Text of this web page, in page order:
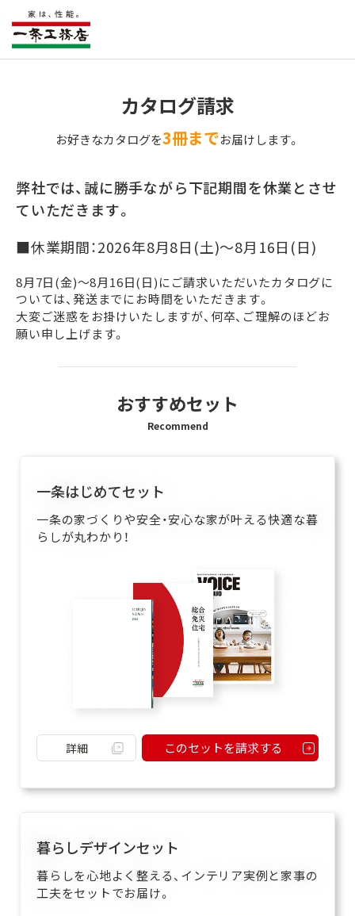
カタログ請求
お好きなカタログを3冊までお届けします。
弊社では、誠に勝手ながら下記期間を休業とさせ
ていただきます。
■休業期間：2026年8月8日(土)～8月16日(日)
8月7日(金)～8月16日(日)にご請求いただいたカタログに
ついては、発送までにお時間をいただきます。
大変ご迷惑をお掛けいたしますが、何卒、ご理解のほどお
願い申し上げます。
おすすめセット
Recommend
一条はじめてセット
一条の家づくりや安全・安心な家が叶える快適な暮
らしが丸わかり！
詳細 このセットを請求する
暮らしデザインセット
暮らしを心地よく整える、インテリア実例と家事の
工夫をセットでお届け。